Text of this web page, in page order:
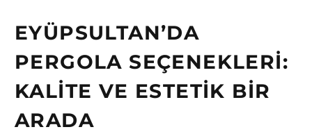
EYÜPSULTAN’DA
PERGOLA SEÇENEKLERI:
KALITE VE ESTETIK BIR
ARADA